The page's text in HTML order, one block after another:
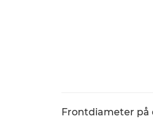
Frontdiameter på